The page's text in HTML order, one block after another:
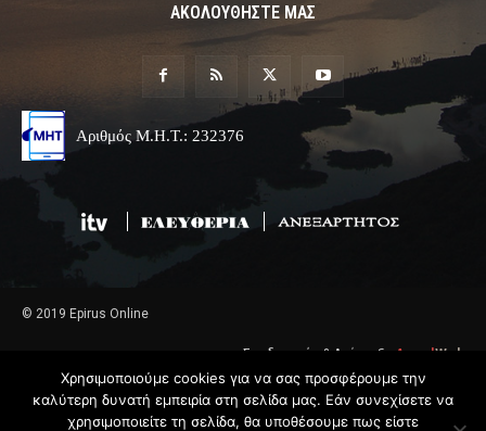
ΑΚΟΛΟΥΘΗΣΤΕ ΜΑΣ
Αριθμός Μ.Η.Τ.: 232376
© 2019 Epirus Online
Σχεδιασμός & Ανάπτυξη AngelWeb
Χρησιμοποιούμε cookies για να σας προσφέρουμε την
καλύτερη δυνατή εμπειρία στη σελίδα μας. Εάν συνεχίσετε να
χρησιμοποιείτε τη σελίδα, θα υποθέσουμε πως είστε